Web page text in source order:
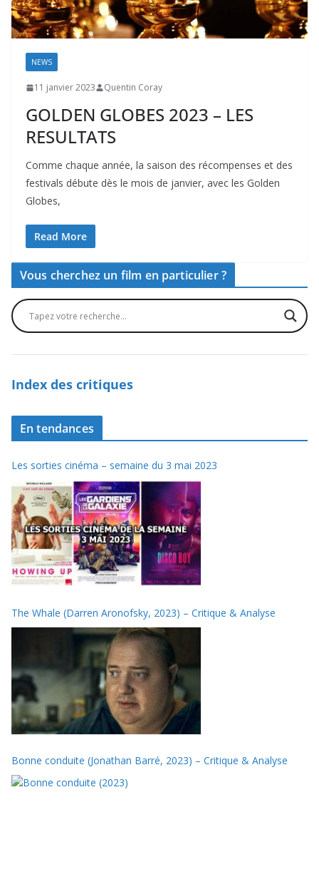
NEWS
11 janvier 2023 Quentin Coray
GOLDEN GLOBES 2023 – LES
RESULTATS
Comme chaque année, la saison des récompenses et des
festivals débute dès le mois de janvier, avec les Golden
Globes,
Read More
Vous cherchez un film en particulier ?
Index des critiques
En tendances
Les sorties cinéma – semaine du 3 mai 2023
The Whale (Darren Aronofsky, 2023) – Critique & Analyse
Bonne conduite (Jonathan Barré, 2023) – Critique & Analyse